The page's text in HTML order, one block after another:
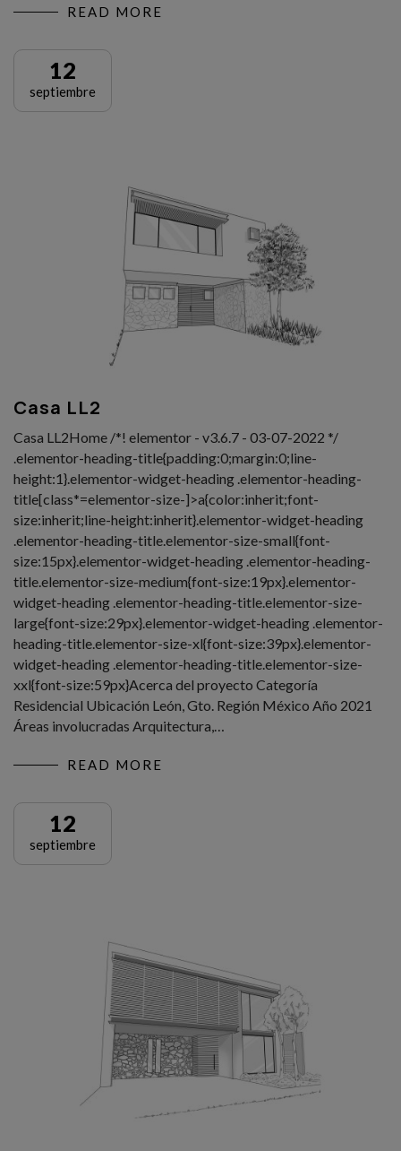
READ MORE
12
septiembre
Casa LL2
Casa LL2Home /*! elementor - v3.6.7 - 03-07-2022 */
.elementor-heading-title{padding:0;margin:0;line-
height:1}.elementor-widget-heading .elementor-heading-
title[class*=elementor-size-]>a{color:inherit;font-
size:inherit;line-height:inherit}.elementor-widget-heading
.elementor-heading-title.elementor-size-small{font-
size:15px}.elementor-widget-heading .elementor-heading-
title.elementor-size-medium{font-size:19px}.elementor-
widget-heading .elementor-heading-title.elementor-size-
large{font-size:29px}.elementor-widget-heading .elementor-
heading-title.elementor-size-xl{font-size:39px}.elementor-
widget-heading .elementor-heading-title.elementor-size-
xxl{font-size:59px}Acerca del proyecto Categoría
Residencial Ubicación León, Gto. Región México Año 2021
Áreas involucradas Arquitectura,…
READ MORE
12
septiembre